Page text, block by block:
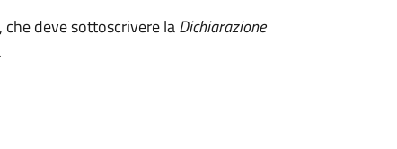
deve sottoscrivere laDichiarazione